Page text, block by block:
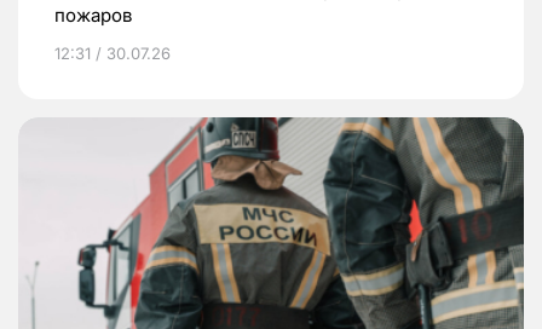
пожаров
12:31 / 30.07.26